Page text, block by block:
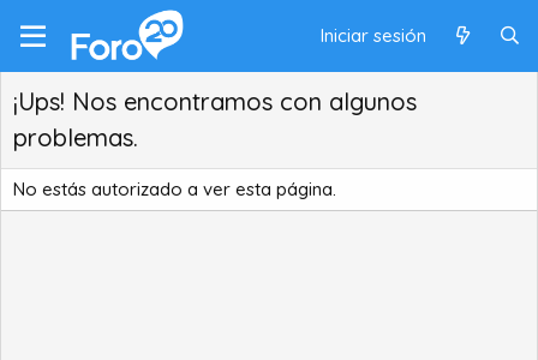
Iniciar sesión
¡Ups! Nos encontramos con algunos
problemas.
No estás autorizado a ver esta página.